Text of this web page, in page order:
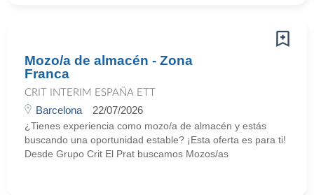
Mozo/a de almacén - Zona
Franca
CRIT INTERIM ESPAÑA ETT
Barcelona 22/07/2026
¿Tienes experiencia como mozo/a de almacén y estás
buscando una oportunidad estable? ¡Esta oferta es para ti!
Desde Grupo Crit El Prat buscamos Mozos/as